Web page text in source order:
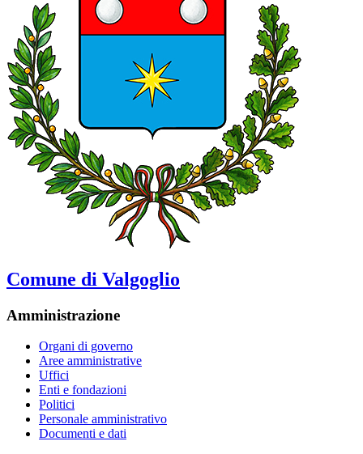
Comune di Valgoglio
Amministrazione
Organi di governo
Aree amministrative
Uffici
Enti e fondazioni
Politici
Personale amministrativo
Documenti e dati